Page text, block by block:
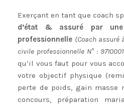
Exerçant en tant que coach
d’état & assuré par une
professionnelle (Coach assuré
civile professionnelle N° :
qu’il vous faut pour vous
votre objectif physique
perte de poids, gain masse
concours, préparation